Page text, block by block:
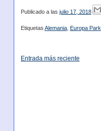
Publicado a las julio 17, 2018
Etiquetas Alemania, Europa Park
Entrada más reciente